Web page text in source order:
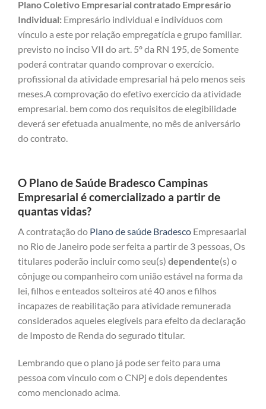
Plano Coletivo Empresarial contratado Empresário
Individual: Empresário individual e indivíduos com
vínculo a este por relação empregatícia e grupo familiar.
previsto no inciso VII do art. 5º da RN 195, de Somente
poderá contratar quando comprovar o exercício.
profissional da atividade empresarial há pelo menos seis
meses.A comprovação do efetivo exercício da atividade
empresarial. bem como dos requisitos de elegibilidade
deverá ser efetuada anualmente, no mês de aniversário
do contrato.
O Plano de Saúde Bradesco Campinas
Empresarial é comercializado a partir de
quantas vidas?
A contratação do Plano de saúde Bradesco Empresaarial
no Rio de Janeiro pode ser feita a partir de 3 pessoas, Os
titulares poderão incluir como seu(s) dependente(s) o
cônjuge ou companheiro com união estável na forma da
lei, filhos e enteados solteiros até 40 anos e filhos
incapazes de reabilitação para atividade remunerada
considerados aqueles elegíveis para efeito da declaração
de Imposto de Renda do segurado titular.
Lembrando que o plano já pode ser feito para uma
pessoa com vinculo com o CNPj e dois dependentes
como mencionado acima.